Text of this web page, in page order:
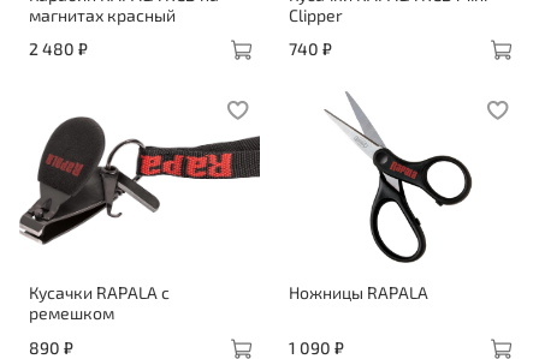
магнитах красный
2 480 ₽
Clipper
740 ₽
Кусачки RAPALA с
ремешком
890 ₽
Ножницы RAPALA
1 090 ₽